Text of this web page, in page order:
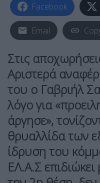
Facebook
Email
Στις
Αριστερά
του ο Γαβριήλ
λόγο για
άργησε»,
θρυαλλίδα των
ίδρυση του
ΕΛ.Α.Σ